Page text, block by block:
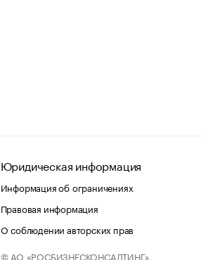
Юридическая информация
Информация об ограничениях
Правовая информация
О соблюдении авторских прав
© АО «РОСБИЗНЕСКОНСАЛТИНГ»,